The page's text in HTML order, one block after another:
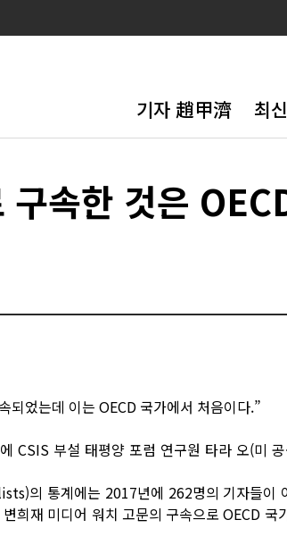
기자 趙甲濟 최
속한 것은
되었는데 이는 OECD 국가에서 처음이다.”
CSIS 부설 태평양 포럼 연구원 타라 오(미
의 통계에는 2017년에 262명의 기자들이
희재 미디어 워치 고문의 구속으로 OECD 국